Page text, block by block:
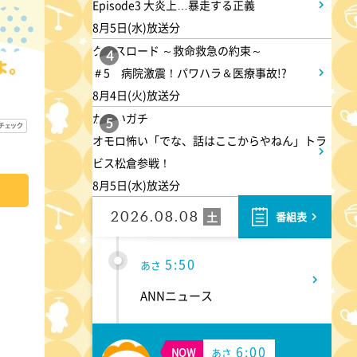
Episode3 大炎上…暴走する正義
8月5日(水)放送分
4
クロスロード ～救命救急の約束～
＃5 病院激震！パワハラ＆医療事故!?
8月4日(火)放送分
5
かまいガチ
オモロ怖い「でな、話はここからやねん」トラ
ビス松倉参戦！
8月5日(水)放送分
2026.08.08 土 番組表
渡辺篤史の建もの探訪
あさ 4:50
テレメンタリー2026「核を抱
く星-VOICE-」
あさ 5:20
日本のチカラ
あさ 5:50
ANNニュース
NOW あさ 6:00